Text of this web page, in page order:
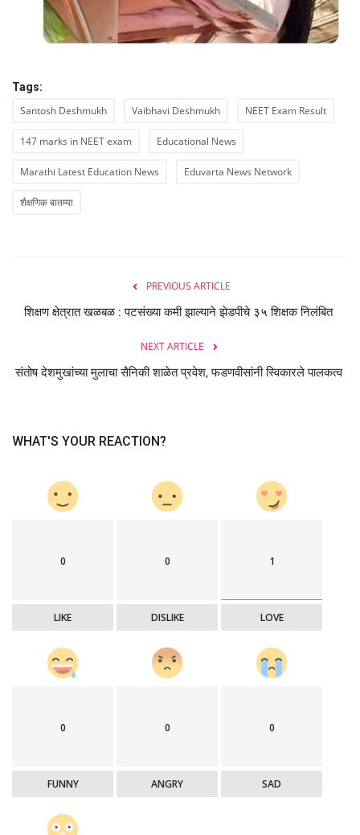
Tags:
Santosh Deshmukh Vaibhavi Deshmukh NEET Exam Result
147 marks in NEET exam Educational News
Marathi Latest Education News Eduvarta News Network
शैक्षणिक बातम्या
PREVIOUS ARTICLE
शिक्षण क्षेत्रात खळबळ : पटसंख्या कमी झाल्याने झेडपीचे ३५ शिक्षक निलंबित
NEXT ARTICLE
संतोष देशमुखांच्या मुलाचा सैनिकी शाळेत प्रवेश, फडणवीसांनी स्विकारले पालकत्व
WHAT'S YOUR REACTION?
0
LIKE
0
DISLIKE
1
LOVE
0
FUNNY
0
ANGRY
0
SAD